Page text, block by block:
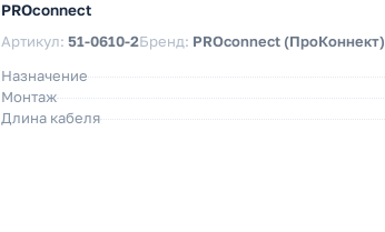
PROconnect
Артикул: 51-0610-2Бренд: PROconnect (ПроКоннект)
Назначение
Монтаж
Длина кабеля